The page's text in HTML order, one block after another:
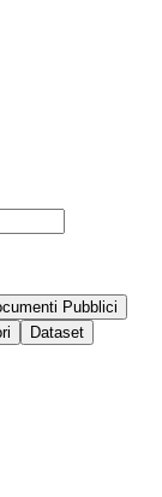
Pubblici
Dataset